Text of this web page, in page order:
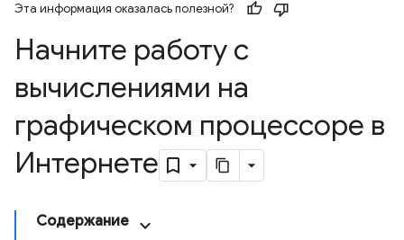
Эта информация оказалась полезной?
Начните работу с
вычислениями на
графическом процессоре в
Интернете
Содержание